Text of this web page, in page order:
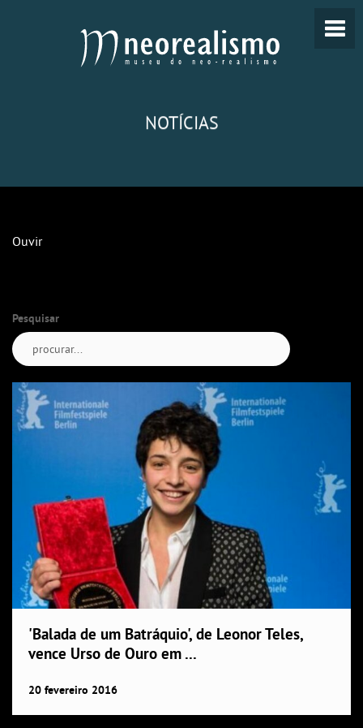
NOTÍCIAS
Ouvir
Pesquisar
'Balada de um Batráquio', de Leonor Teles,
vence Urso de Ouro em ...
20 fevereiro 2016